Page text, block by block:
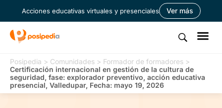
Acciones educativas virtuales y presenciales Ver más
Posipedia > Comunidades > Formador de formadores >
Certificación internacional en gestión de la cultura de
seguridad, fase: explorador preventivo, acción educativa
presencial, Valledupar, Fecha: mayo 19, 2026